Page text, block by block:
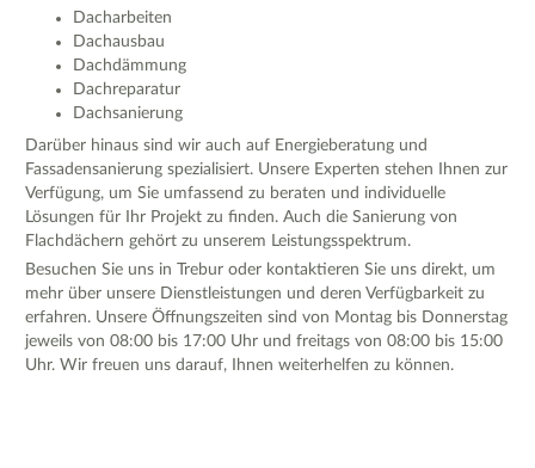
Dacharbeiten
Dachausbau
Dachdämmung
Dachreparatur
Dachsanierung
Darüber hinaus sind wir auch auf Energieberatung und
Fassadensanierung spezialisiert. Unsere Experten stehen Ihnen zur
Verfügung, um Sie umfassend zu beraten und individuelle
Lösungen für Ihr Projekt zu finden. Auch die Sanierung von
Flachdächern gehört zu unserem Leistungsspektrum.
Besuchen Sie uns in Trebur oder kontaktieren Sie uns direkt, um
mehr über unsere Dienstleistungen und deren Verfügbarkeit zu
erfahren. Unsere Öffnungszeiten sind von Montag bis Donnerstag
jeweils von 08:00 bis 17:00 Uhr und freitags von 08:00 bis 15:00
Uhr. Wir freuen uns darauf, Ihnen weiterhelfen zu können.